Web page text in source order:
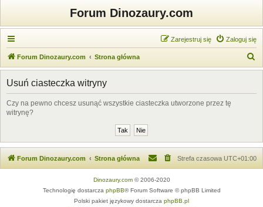
Forum Dinozaury.com
Zaloguj się
Zarejestruj się
Forum Dinozaury.com Strona główna
z
Usuń ciasteczka witryny
Czy na pewno chcesz usunąć wszystkie ciasteczka utworzone przez tę
witrynę?
Forum Dinozaury.com Strona główna Strefa czasowa UTC+01:00
Dinozaury.com© 2006-2020
Technologię dostarcza phpBB® Forum Software © phpBB Limited
Polski pakiet językowy dostarcza phpBB.pl